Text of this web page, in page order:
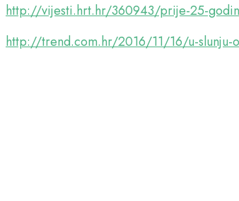
http://vijesti.hrt.hr/360943/prije-25-
http://trend.com.hr/2016/11/16/u-